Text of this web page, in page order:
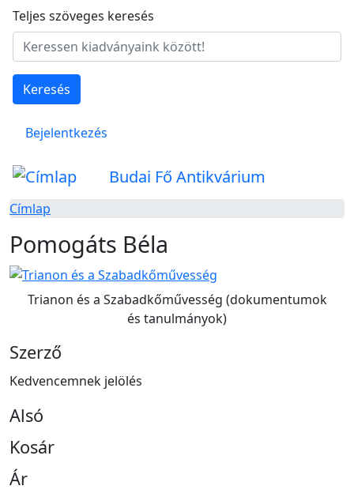
Ugrás a tartalomra
Teljes szöveges keresés
Keresés
Felhasználói fiók menüje
Bejelentkezés
Budai Fő Antikvárium
Címlap
Pomogáts Béla
Trianon és a Szabadkőművesség (dokumentumok
és tanulmányok)
Szerző
Kedvencemnek jelölés
Alsó
Kosár
Ár